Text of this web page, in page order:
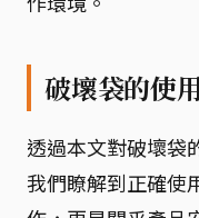
破壞袋的使
透過本文對破壞袋
我們瞭解到正確使